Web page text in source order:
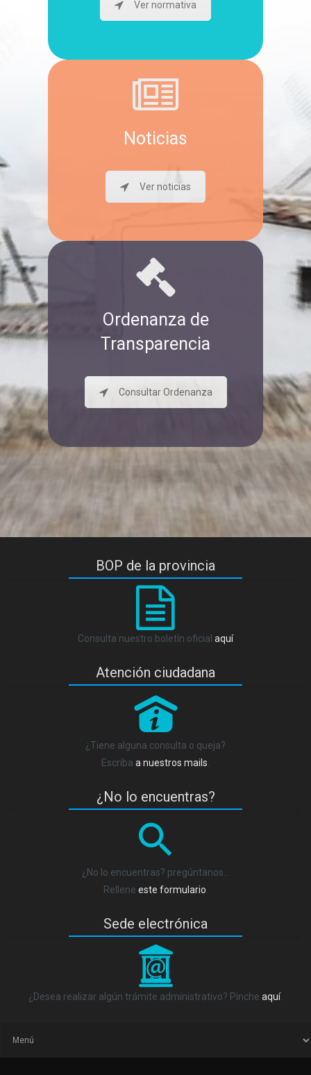
Ver normativa
Noticias
Ver noticias
Ordenanza de
Transparencia
Consultar Ordenanza
BOP de la provincia
Consulta nuestro boletín oficial aquí
Atención ciudadana
P
¿Tiene alguna consulta o queja?
Escriba a nuestros mails.
¿No lo encuentras?
¿No lo encuentras? pregúntanos…
Rellene este formulario.
Sede electrónica
_
¿Desea realizar algún trámite administrativo? Pinche aquí.